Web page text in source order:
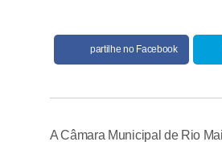
partilhe no Facebook
A Câmara Municipal de Rio